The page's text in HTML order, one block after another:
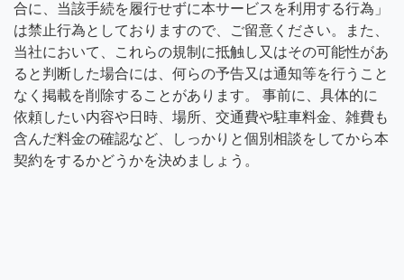
合に、当該手続を履行せずに本サービスを利用する行為」
は禁止行為としておりますので、ご留意ください。また、
当社において、これらの規制に抵触し又はその可能性があ
ると判断した場合には、何らの予告又は通知等を行うこと
なく掲載を削除することがあります。 事前に、具体的に
依頼したい内容や日時、場所、交通費や駐車料金、雑費も
含んだ料金の確認など、しっかりと個別相談をしてから本
契約をするかどうかを決めましょう。